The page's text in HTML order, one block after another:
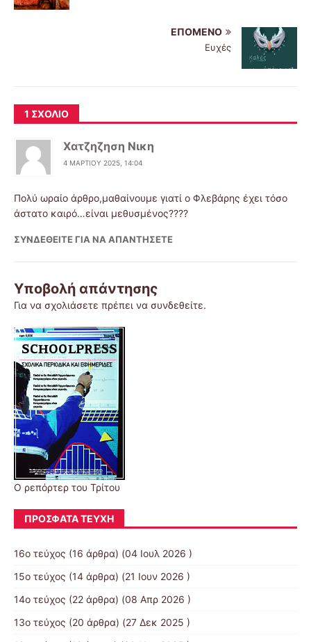
ΕΠΌΜΕΝΟ
Ευχές
1 ΣΧΌΛΙΟ
Χατζηζηση Νικη
4 ΜΑΡΤΊΟΥ 2025, 14:04
Πολύ ωραίο άρθρο,μαθαίνουμε γιατί ο Φλεβάρης έχει τόσο
άστατο καιρό…είναι μεθυσμένος????
ΣΥΝΔΕΘΕΊΤΕ ΓΙΑ ΝΑ ΑΠΑΝΤΉΣΕΤΕ
Υποβολή απάντησης
Για να σχολιάσετε πρέπει να συνδεθείτε.
Ο ρεπόρτερ του Τρίτου
ΠΡΌΣΦΑΤΑ ΤΕΎΧΗ
16ο τεύχος (16 άρθρα) (04 Ιουλ 2026 )
15ο τεύχος (14 άρθρα) (21 Ιουν 2026 )
14ο τεύχος (22 άρθρα) (08 Απρ 2026 )
13ο τεύχος (20 άρθρα) (27 Δεκ 2025 )